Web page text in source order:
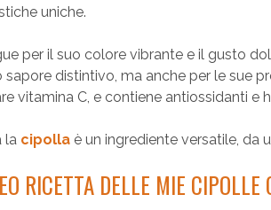
uniche.
per il suo colore vibrante e il gusto
sapore distintivo, ma anche per le sue
vitamina C, e contiene antiossidanti e
la cipolla è un ingrediente versatile, da
RICETTA DELLE MIE CIPOLLE